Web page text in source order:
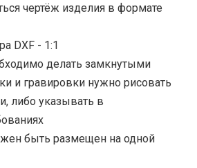
чертёж изделия в формате
DXF - 1:1
делать замкнутыми
и гравировки нужно рисовать
либо указывать в
быть размещен на одной